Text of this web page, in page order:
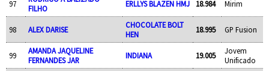
97
FILHO
ERLLYS BLAZEN HMJ 18.984 Mirim
98 ALEX DARISE
CHOCOLATE BOLT
HEN
18.995 GP Fusion
99
AMANDA JAQUELINE
FERNANDES JAR
INDIANA 19.005
Jovem
Unificado